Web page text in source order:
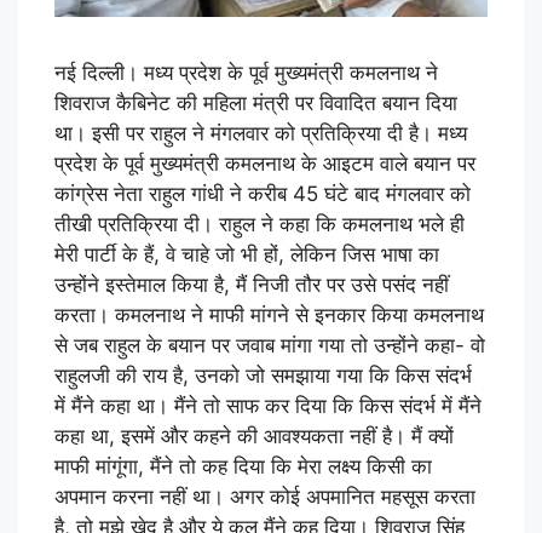
नई दिल्ली। मध्य प्रदेश के पूर्व मुख्यमंत्री कमलनाथ ने
शिवराज कैबिनेट की महिला मंत्री पर विवादित बयान दिया
था। इसी पर राहुल ने मंगलवार को प्रतिक्रिया दी है। मध्य
प्रदेश के पूर्व मुख्यमंत्री कमलनाथ के आइटम वाले बयान पर
कांग्रेस नेता राहुल गांधी ने करीब 45 घंटे बाद मंगलवार को
तीखी प्रतिक्रिया दी। राहुल ने कहा कि कमलनाथ भले ही
मेरी पार्टी के हैं, वे चाहे जो भी हों, लेकिन जिस भाषा का
उन्होंने इस्तेमाल किया है, मैं निजी तौर पर उसे पसंद नहीं
करता। कमलनाथ ने माफी मांगने से इनकार किया कमलनाथ
से जब राहुल के बयान पर जवाब मांगा गया तो उन्होंने कहा- वो
राहुलजी की राय है, उनको जो समझाया गया कि किस संदर्भ
में मैंने कहा था। मैंने तो साफ कर दिया कि किस संदर्भ में मैंने
कहा था, इसमें और कहने की आवश्यकता नहीं है। मैं क्यों
माफी मांगूंगा, मैंने तो कह दिया कि मेरा लक्ष्य किसी का
अपमान करना नहीं था। अगर कोई अपमानित महसूस करता
है, तो मुझे खेद है और ये कल मैंने कह दिया। शिवराज सिंह